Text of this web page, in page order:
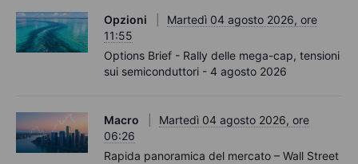
Opzioni
Martedì 04 agosto 2026, ore
11:55
Options Brief - Rally delle mega-cap, tensioni
sui semiconduttori - 4 agosto 2026
Macro
Martedì 04 agosto 2026, ore
06:26
Rapida panoramica del mercato – Wall Street